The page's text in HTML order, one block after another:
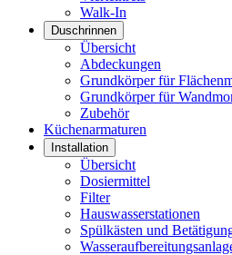
Walk-In
Duschrinnen
Übersicht
Abdeckungen
Grundkörper für
Grundkörper für
Zubehör
Küchenarmaturen
Installation
Übersicht
Dosiermittel
Filter
Hauswasserstationen
Spülkästen und